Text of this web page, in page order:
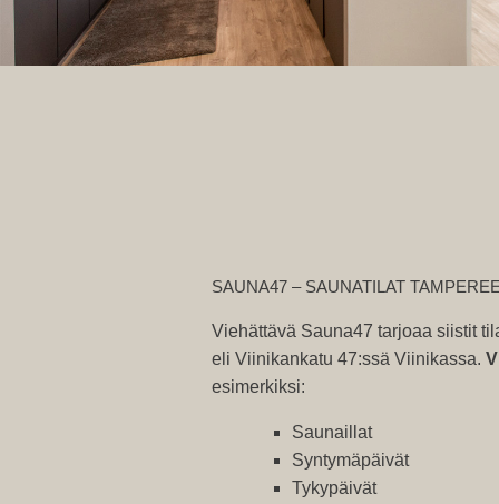
SAUNA47 – SAUNATILAT
Viehättävä Sauna47 tarjoaa siistit
eli Viinikankatu 47:ssä Viinikassa.
esimerkiksi:
Saunaillat
Syntymäpäivät
Tykypäivät